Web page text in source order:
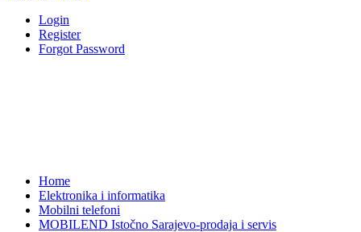
Login
Register
Forgot Password
Home
Elektronika i informatika
Mobilni telefoni
MOBILEND Istočno Sarajevo-prodaja i servis